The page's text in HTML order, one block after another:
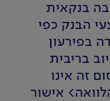
בנקאית
הבנק כפי
בפירעון
בריבית
זה אינו
אישור